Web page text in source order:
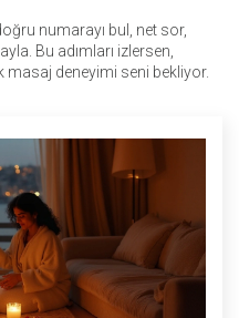
numarayı bul, net sor,
Bu adımları izlersen,
masaj deneyimi seni bekliyor.